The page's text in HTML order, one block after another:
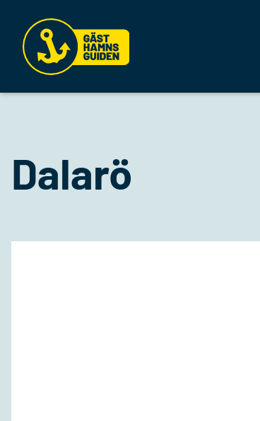
Dalarö